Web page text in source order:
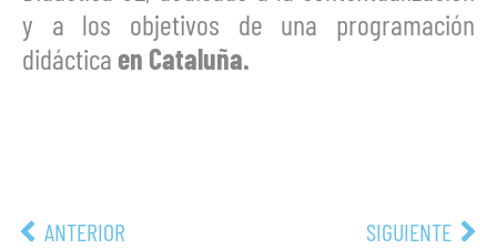
y a los objetivos de una programación
didáctica en Cataluña.
ANTERIOR SIGUIENTE